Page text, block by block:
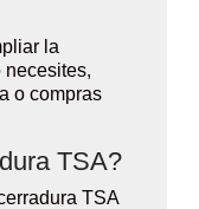
la
necesites,
o compras
TSA?
TSA